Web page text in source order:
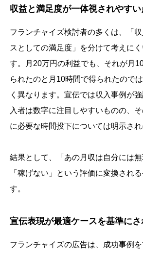
収益と満足度が一体視されやすい
フランチャイズ検討者の多くは、「
スとしての満足度」を分けて考えに
す。月20万円の利益でも、それが月
られたのと月10時間で得られたので
く異なります。宣伝では収入事例が
入者は数字に注目しやすいものの、
に必要な時間投下については明示され
結果として、「あの月収は自分には
「稼げない」という評価に変換され
す。
宣伝表現が最適ケースを基準に
フランチャイズの広告は、成功事例